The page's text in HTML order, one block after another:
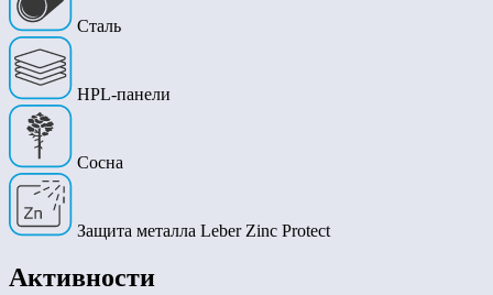
Сталь
HPL-панели
Сосна
Защита металла Leber Zinc Protect
Активности